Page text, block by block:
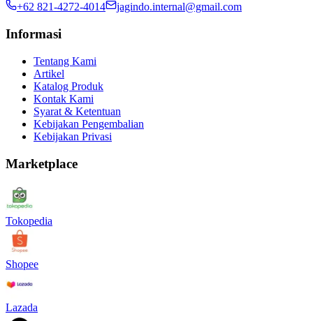
+62 821-4272-4014
jagindo.internal@gmail.com
Informasi
Tentang Kami
Artikel
Katalog Produk
Kontak Kami
Syarat & Ketentuan
Kebijakan Pengembalian
Kebijakan Privasi
Marketplace
Tokopedia
Shopee
Lazada